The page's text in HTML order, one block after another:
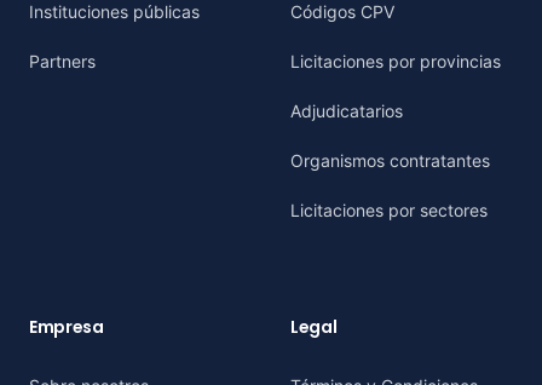
Instituciones públicas
Partners
Códigos CPV
Licitaciones por provincias
Adjudicatarios
Organismos contratantes
Licitaciones por sectores
Empresa Legal